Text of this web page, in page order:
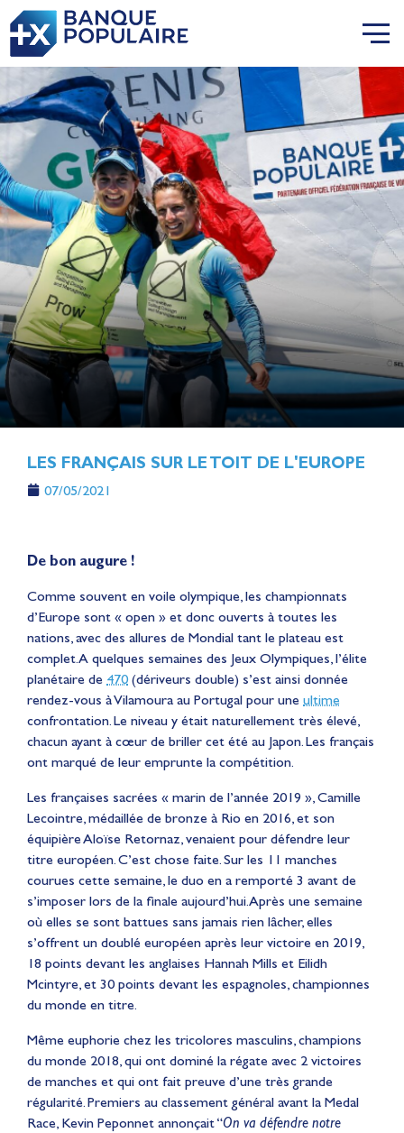
LES FRANÇAIS SUR LE TOIT DE L'EUROPE
07/05/2021
De bon augure !
Comme souvent en voile olympique, les championnats
d’Europe sont « open » et donc ouverts à toutes les
nations, avec des allures de Mondial tant le plateau est
complet. A quelques semaines des Jeux Olympiques, l’élite
planétaire de 470 (dériveurs double) s’est ainsi donnée
rendez-vous à Vilamoura au Portugal pour une ultime
confrontation. Le niveau y était naturellement très élevé,
chacun ayant à cœur de briller cet été au Japon. Les français
ont marqué de leur emprunte la compétition.
Les françaises sacrées « marin de l’année 2019 », Camille
Lecointre, médaillée de bronze à Rio en 2016, et son
équipière Aloïse Retornaz, venaient pour défendre leur
titre européen. C’est chose faite. Sur les 11 manches
courues cette semaine, le duo en a remporté 3 avant de
s’imposer lors de la finale aujourd’hui. Après une semaine
où elles se sont battues sans jamais rien lâcher, elles
s’offrent un doublé européen après leur victoire en 2019,
18 points devant les anglaises Hannah Mills et Eilidh
Mcintyre, et 30 points devant les espagnoles, championnes
du monde en titre.
Même euphorie chez les tricolores masculins, champions
du monde 2018, qui ont dominé la régate avec 2 victoires
de manches et qui ont fait preuve d’une très grande
régularité. Premiers au classement général avant la Medal
Race, Kevin Peponnet annonçait “On va défendre notre